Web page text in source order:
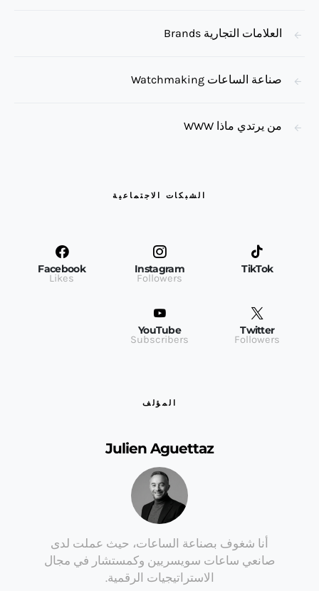
العلامات التجارية Brands
صناعة الساعات Watchmaking
من يرتدي ماذا WWW
الشبكات الاجتماعية
TikTok
Instagram
Followers
Facebook
Likes
Twitter
Followers
YouTube
Subscribers
المؤلف
Julien Aguettaz
أنا شغوف بصناعة الساعات، حيث عملت لدى
صانعي ساعات سويسريين وكمستشار في مجال
الاستراتيجيات الرقمية.